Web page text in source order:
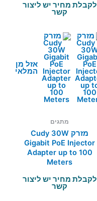
לקבלת מחיר יש ליצור
קשר
אזל מן
המלאי
מתגים
מזרק Cudy 30W
Gigabit PoE Injector
Adapter up to 100
Meters
לקבלת מחיר יש ליצור
קשר